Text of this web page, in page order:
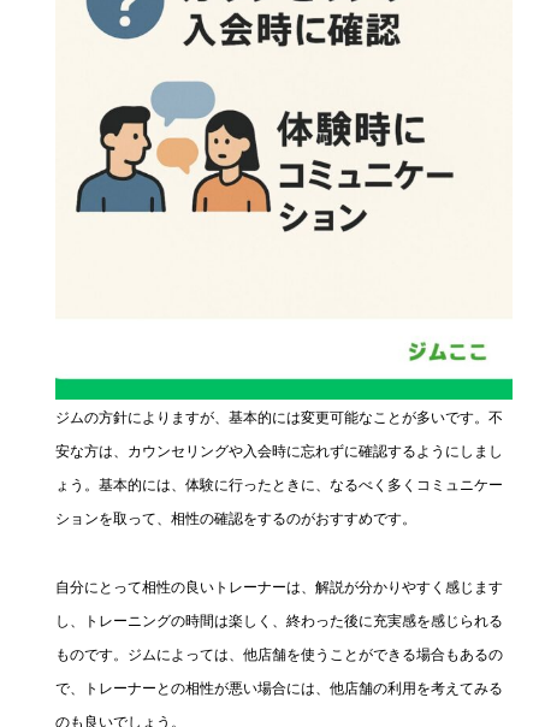
ジムの方針によりますが、基本的には変更可能なことが多いです。不
安な方は、カウンセリングや入会時に忘れずに確認するようにしまし
ょう。基本的には、体験に行ったときに、なるべく多くコミュニケー
ションを取って、相性の確認をするのがおすすめです。
自分にとって相性の良いトレーナーは、解説が分かりやすく感じます
し、トレーニングの時間は楽しく、終わった後に充実感を感じられる
ものです。ジムによっては、他店舗を使うことができる場合もあるの
で、トレーナーとの相性が悪い場合には、他店舗の利用を考えてみる
のも良いでしょう。